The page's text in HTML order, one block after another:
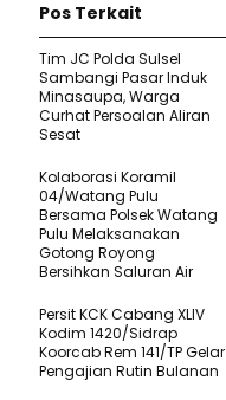
Pos Terkait
Tim JC Polda Sulsel
Sambangi Pasar Induk
Minasaupa, Warga
Curhat Persoalan Aliran
Sesat
Kolaborasi Koramil
04/Watang Pulu
Bersama Polsek Watang
Pulu Melaksanakan
Gotong Royong
Bersihkan Saluran Air
Persit KCK Cabang XLIV
Kodim 1420/Sidrap
Koorcab Rem 141/TP Gelar
Pengajian Rutin Bulanan